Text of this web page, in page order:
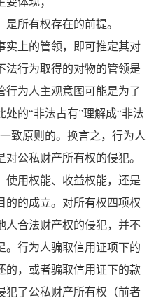
所有权存在的前提。
实上的管领，即可推定其对
法行为取得的对物的管领是
行为人主观意图可能是为了
的“非法占有”理解成“非法
致原则的。换言之，行为人
公私财产所有权的侵犯。
使用权能、收益权能，还是
的的成立。对所有权四项权
人合法财产权的侵犯，并不
。行为人骗取信用证项下的
的，或者骗取信用证下的款
犯了公私财产所有权（前者